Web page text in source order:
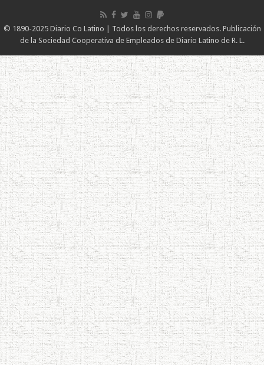
© 1890-2025 Diario Co Latino | Todos los derechos reservados. Publicación
de la Sociedad Cooperativa de Empleados de Diario Latino de R. L.